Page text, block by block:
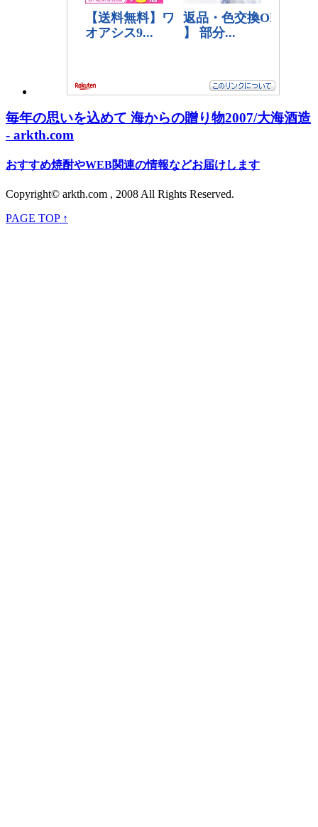
毎年の思いを込めて 海からの贈り物2007/大海酒造
- arkth.com
おすすめ焼酎やWEB関連の情報などお届けします
Copyright© arkth.com , 2008 All Rights Reserved.
PAGE TOP ↑